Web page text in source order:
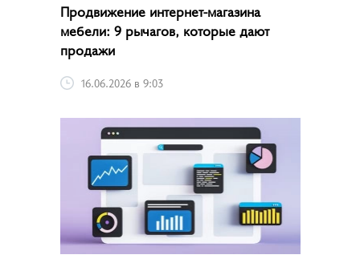
Продвижение интернет-магазина
мебели: 9 рычагов, которые дают
продажи
16.06.2026 в 9:03